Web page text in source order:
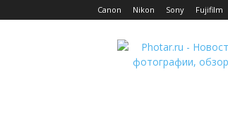
Canon Nikon Sony Fujifilm